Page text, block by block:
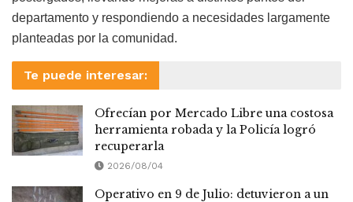
departamento y respondiendo a necesidades largamente
planteadas por la comunidad.
Te puede interesar:
Ofrecían por Mercado Libre una costosa
herramienta robada y la Policía logró
recuperarla
2026/08/04
Operativo en 9 de Julio: detuvieron a un